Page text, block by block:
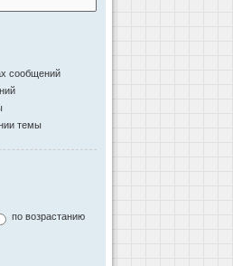
сообщений
темы
по возрастанию